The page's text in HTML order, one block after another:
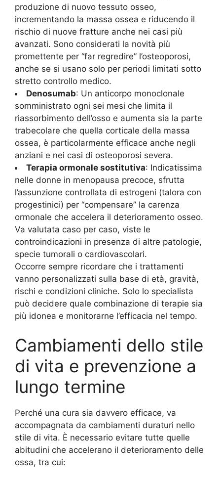
produzione di nuovo tessuto osseo,
incrementando la massa ossea e riducendo il
rischio di nuove fratture anche nei casi più
avanzati. Sono considerati la novità più
promettente per “far regredire” l’osteoporosi,
anche se si usano solo per periodi limitati sotto
stretto controllo medico.
Denosumab: Un anticorpo monoclonale
somministrato ogni sei mesi che limita il
riassorbimento dell’osso e aumenta sia la parte
trabecolare che quella corticale della massa
ossea, è particolarmente efficace anche negli
anziani e nei casi di osteoporosi severa.
Terapia ormonale sostitutiva: Indicatissima
nelle donne in menopausa precoce, sfrutta
l’assunzione controllata di estrogeni (talora con
progestinici) per “compensare” la carenza
ormonale che accelera il deterioramento osseo.
Va valutata caso per caso, viste le
controindicazioni in presenza di altre patologie,
specie tumorali o cardiovascolari.
Occorre sempre ricordare che i trattamenti
vanno personalizzati sulla base di età, gravità,
rischi e condizioni cliniche. Solo lo specialista
può decidere quale combinazione di terapie sia
più idonea e monitorarne l’efficacia nel tempo.
Cambiamenti dello stile
di vita e prevenzione a
lungo termine
Perché una cura sia davvero efficace, va
accompagnata da cambiamenti duraturi nello
stile di vita. È necessario evitare tutte quelle
abitudini che accelerano il deterioramento delle
ossa, tra cui: